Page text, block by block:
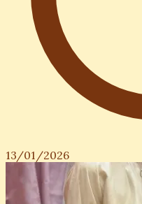
13/01/2026